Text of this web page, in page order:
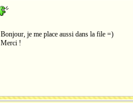
Bonjour, je me place aussi dans la file =)
Merci !